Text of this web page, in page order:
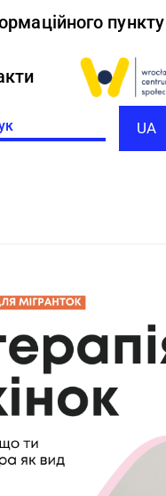
пункту
UA